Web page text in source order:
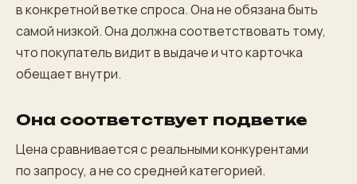
в конкретной ветке спроса. Она не обязана быть
самой низкой. Она должна соответствовать тому,
что покупатель видит в выдаче и что карточка
обещает внутри.
Она соответствует подветке
Цена сравнивается с реальными конкурентами
по запросу, а не со средней категорией.